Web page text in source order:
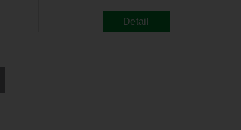
Detail